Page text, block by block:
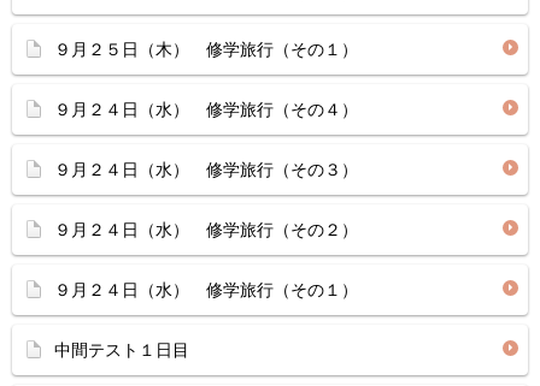
９月２５日（木） 修学旅行（その１）
９月２４日（水） 修学旅行（その４）
９月２４日（水） 修学旅行（その３）
９月２４日（水） 修学旅行（その２）
９月２４日（水） 修学旅行（その１）
中間テスト１日目